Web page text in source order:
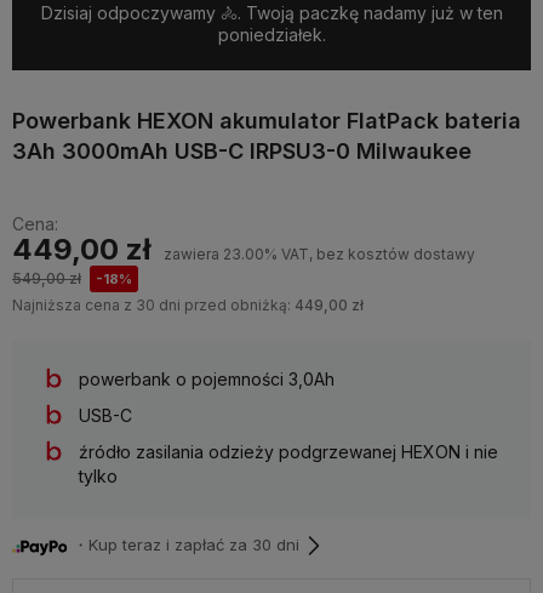
Dzisiaj odpoczywamy 🚴. Twoją paczkę nadamy już w ten
poniedziałek.
Powerbank HEXON akumulator FlatPack bateria
3Ah 3000mAh USB-C IRPSU3-0 Milwaukee
Cena:
449,00 zł
zawiera 23.00% VAT, bez kosztów dostawy
549,00 zł
-18%
Najniższa cena z 30 dni przed obniżką: 449,00 zł
powerbank o pojemności 3,0Ah
USB-C
źródło zasilania odzieży podgrzewanej HEXON i nie
tylko
・Kup teraz i zapłać za 30 dni